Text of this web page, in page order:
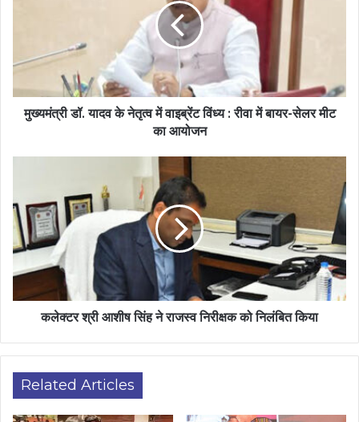
मुख्यमंत्री डॉ. यादव के नेतृत्व में वाइब्रेंट विंध्य : रीवा में बायर-सेलर मीट
का आयोजन
कलेक्टर श्री आशीष सिंह ने राजस्व निरीक्षक को निलंबित किया
Related Articles